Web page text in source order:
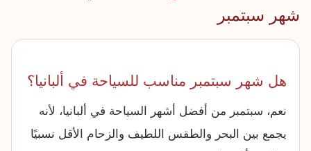
شهر سبتمبر
هل شهر سبتمبر مناسب للسياحة في ألبانيا؟
نعم، سبتمبر من أفضل أشهر السياحة في ألبانيا، لأنه
يجمع بين البحر والطقس اللطيف والزحام الأقل نسبيًا